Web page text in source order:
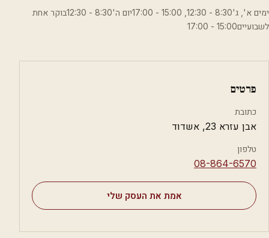
ימים א', ג'8:30 - 12:30, 15:00 - 17:00יום ה'8:30 - 12:30בוקר אחת
לשבועיים15:00 - 17:00
פרטים
כתובת
אבן עזרא 23, אשדוד
טלפון
⁦08-864-6570⁩
אמת את העסק שלי